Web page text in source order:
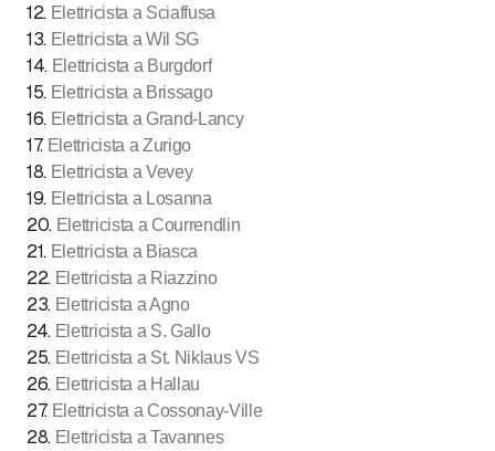
12. Elettricista a Sciaffusa
13. Elettricista a Wil SG
14. Elettricista a Burgdorf
15. Elettricista a Brissago
16. Elettricista a Grand-Lancy
17. Elettricista a Zurigo
18. Elettricista a Vevey
19. Elettricista a Losanna
20. Elettricista a Courrendlin
21. Elettricista a Biasca
22. Elettricista a Riazzino
23. Elettricista a Agno
24. Elettricista a S. Gallo
25. Elettricista a St. Niklaus VS
26. Elettricista a Hallau
27. Elettricista a Cossonay-Ville
28. Elettricista a Tavannes